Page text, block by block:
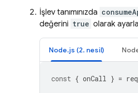
İşlev tanımınızda
değerini true olarak
Node.js (2. nesil)
const { onCall } =